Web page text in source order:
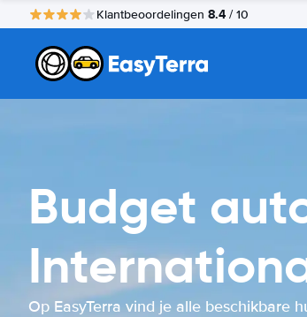
Klantbeoordelingen 8.4 / 10
Budget
Op EasyTerra vind je alle beschikbare